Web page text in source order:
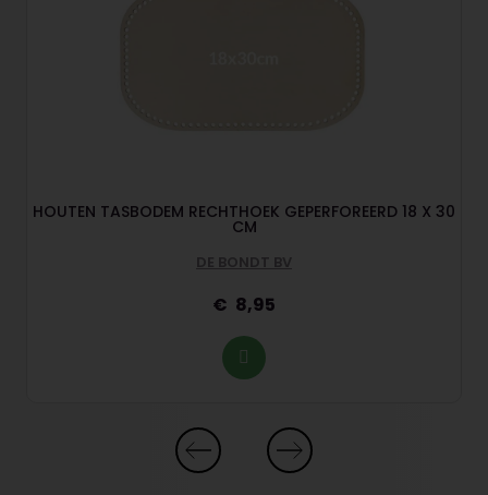
HOUTEN TASBODEM RECHTHOEK GEPERFOREERD 18 X 30
CM
DE BONDT BV
8,95